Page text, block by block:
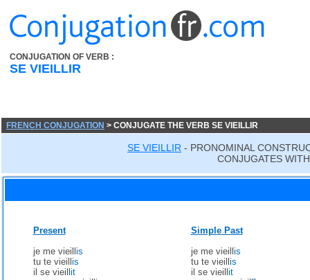
CONJUGATION OF VERB :
SE VIEILLIR
FRENCH CONJUGATION > CONJUGATE THE VERB SE VIEILLIR
SE VIEILLIR - PRONOMINAL
CONJUGATES
Present
je me vieill is
tu te vieill is
il se vieill it
Simple Past
je me vieill is
tu te vieill is
il se vieill it